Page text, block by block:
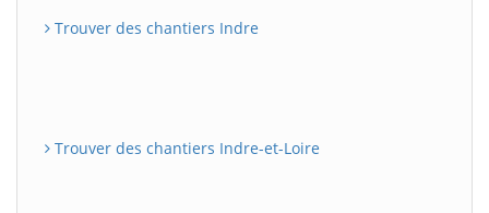
Trouver des chantiers Indre
Trouver des chantiers Indre-et-Loire